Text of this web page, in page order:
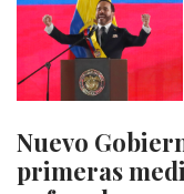
Nuevo
primeras